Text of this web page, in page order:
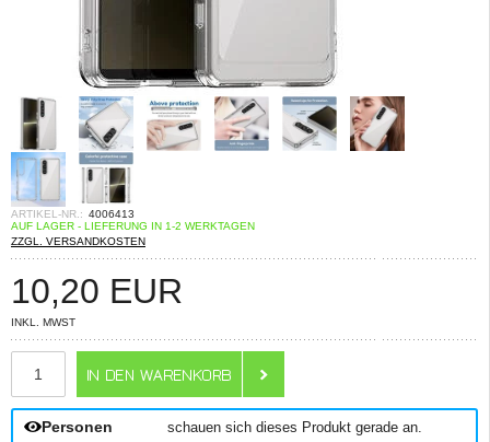
ARTIKEL-NR.: 4006413
AUF LAGER - LIEFERUNG IN 1-2 WERKTAGEN
ZZGL. VERSANDKOSTEN
10,20 EUR
INKL. MWST
Personen schauen sich dieses Produkt gerade an.